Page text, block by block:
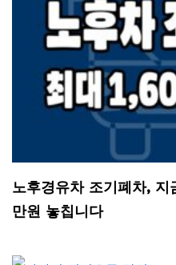
노후경유차 조기폐차,
만원 놓칩니다